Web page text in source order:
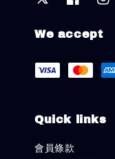
We accept
Quick links
會員條款